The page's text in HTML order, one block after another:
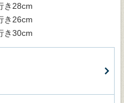
き28cm
き26cm
き30cm